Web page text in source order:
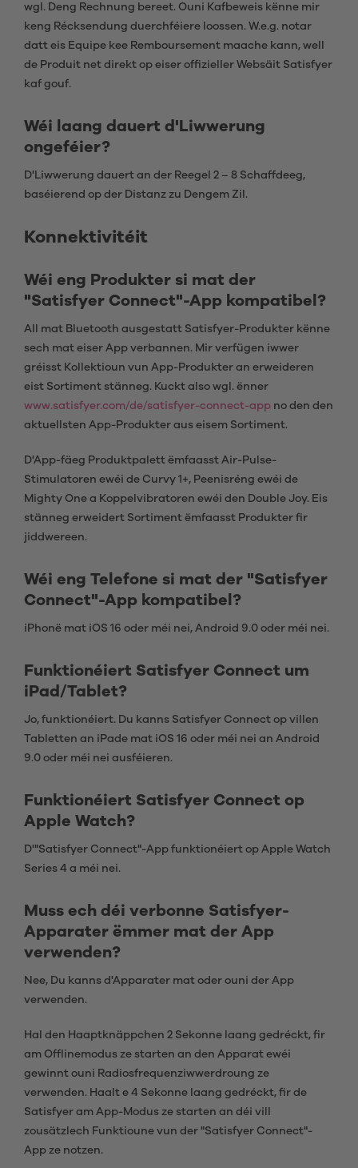
wgl. Deng Rechnung bereet. Ouni Kafbeweis kënne mir
keng Récksendung duerchféiere loossen. W.e.g. notar
datt eis Equipe kee Remboursement maache kann, well
de Produit net direkt op eiser offizieller Websäit Satisfyer
kaf gouf.
Wéi laang dauert d'Liwwerung
ongeféier?
D'Liwwerung dauert an der Reegel 2 – 8 Schaffdeeg,
baséierend op der Distanz zu Dengem Zil.
Konnektivitéit
Wéi eng Produkter si mat der
"Satisfyer Connect"-App kompatibel?
All mat Bluetooth ausgestatt Satisfyer-Produkter kënne
sech mat eiser App verbannen. Mir verfügen iwwer
gréisst Kollektioun vun App-Produkter an erweideren
eist Sortiment stänneg. Kuckt also wgl. ënner
www.satisfyer.com/de/satisfyer-connect-app no den den
aktuellsten App-Produkter aus eisem Sortiment.
D'App-fäeg Produktpalett ëmfaasst Air-Pulse-
Stimulatoren ewéi de Curvy 1+, Peenisréng ewéi de
Mighty One a Koppelvibratoren ewéi den Double Joy. Eis
stänneg erweidert Sortiment ëmfaasst Produkter fir
jiddwereen.
Wéi eng Telefone si mat der "Satisfyer
Connect"-App kompatibel?
iPhonë mat iOS 16 oder méi nei, Android 9.0 oder méi nei.
Funktionéiert Satisfyer Connect um
iPad/Tablet?
Jo, funktionéiert. Du kanns Satisfyer Connect op villen
Tabletten an iPade mat iOS 16 oder méi nei an Android
9.0 oder méi nei ausféieren.
Funktionéiert Satisfyer Connect op
Apple Watch?
D'"Satisfyer Connect"-App funktionéiert op Apple Watch
Series 4 a méi nei.
Muss ech déi verbonne Satisfyer-
Apparater ëmmer mat der App
verwenden?
Nee, Du kanns d'Apparater mat oder ouni der App
verwenden.
Hal den Haaptknäppchen 2 Sekonne laang gedréckt, fir
am Offlinemodus ze starten an den Apparat ewéi
gewinnt ouni Radiosfrequenziwwerdroung ze
verwenden. Haalt e 4 Sekonne laang gedréckt, fir de
Satisfyer am App-Modus ze starten an déi vill
zousätzlech Funktioune vun der "Satisfyer Connect"-
App ze notzen.